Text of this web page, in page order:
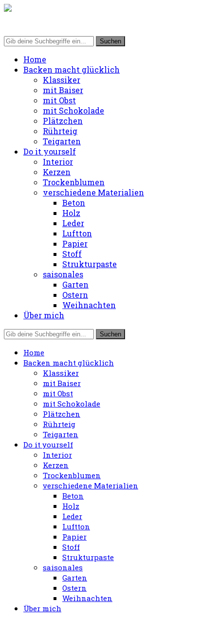
Home
Backen macht glücklich
Klassiker
mit Baiser
mit Obst
mit Schokolade
Plätzchen
Rührteig
Teigarten
Do it yourself
Interior
Kerzen
Trockenblumen
verschiedene Materialien
Beton
Holz
Leder
Luftton
Papier
Stoff
Strukturpaste
saisonales
Garten
Ostern
Weihnachten
Über mich
Home
Backen macht glücklich
Klassiker
mit Baiser
mit Obst
mit Schokolade
Plätzchen
Rührteig
Teigarten
Do it yourself
Interior
Kerzen
Trockenblumen
verschiedene Materialien
Beton
Holz
Leder
Luftton
Papier
Stoff
Strukturpaste
saisonales
Garten
Ostern
Weihnachten
Über mich